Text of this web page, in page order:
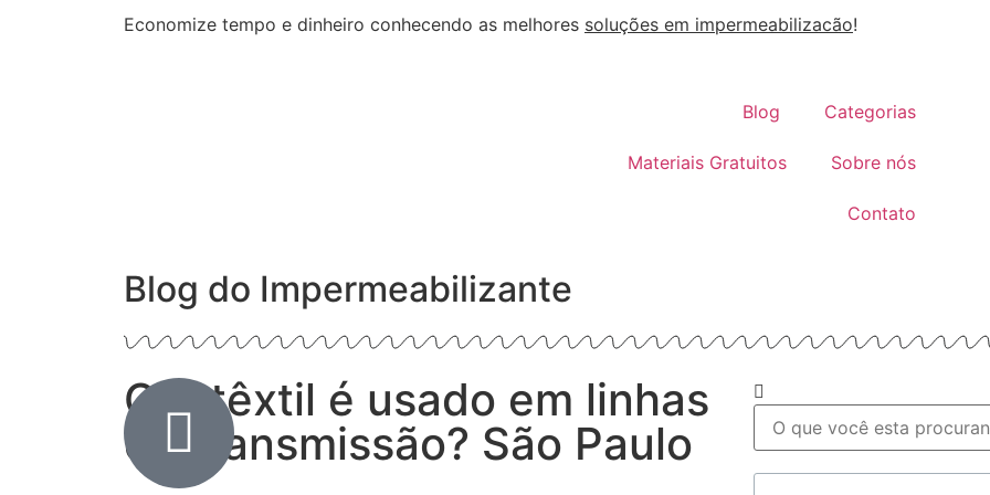
Economize tempo e dinheiro conhecendo as melhores soluções em impermeabilizacão!
Blog Categorias
Materiais Gratuitos Sobre nós
Contato
Blog do Impermeabilizante
Geotêxtil é usado em linhas
de transmissão? São Paulo